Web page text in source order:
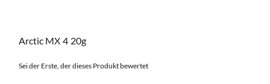
Arctic MX 4 20g
Sei der Erste, der dieses Produkt bewertet